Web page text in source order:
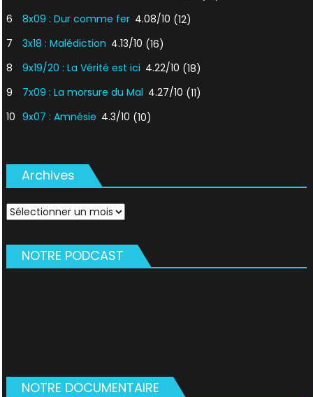
6
8x09 : Dur comme fer 4.08/10 (12)
7
3x18 : Malédiction 4.13/10 (16)
8
9x19/20 : La Vérité est ici 4.22/10 (18)
9
7x09 : La morsure du Mal 4.27/10 (11)
10 9x07 : Amnésie 4.3/10 (10)
Archives
Archives
NOTRE PODCAST
NOTRE DOCUMENTAIRE